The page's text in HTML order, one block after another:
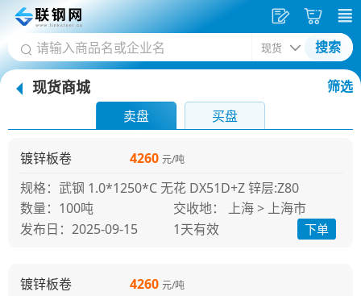
搜索
发
供
采
购
现货商城
筛选
卖盘
买盘
镀锌板卷 4260 元/吨
发布日：2025-09-15
规格：武钢 1.0*1250*C 无花 DX51D+Z 锌层:Z80
下单
100吨
交收地： 上海 > 上海市
1天有效
镀锌板卷 4260 元/吨